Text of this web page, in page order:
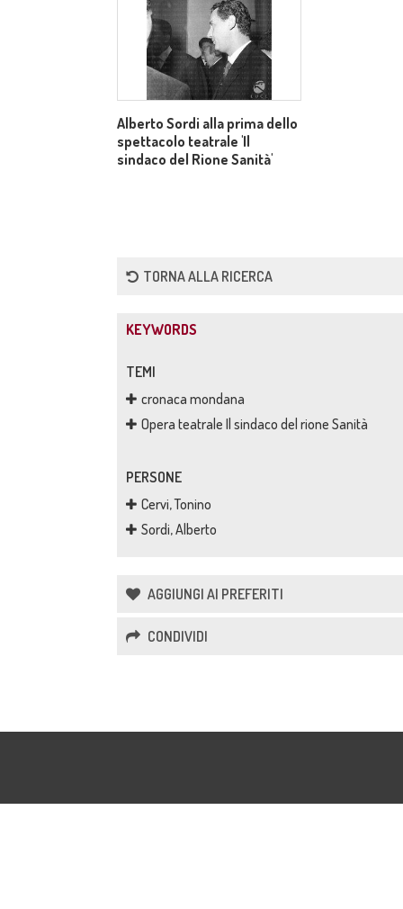
Alberto Sordi alla prima dello
spettacolo teatrale 'Il
sindaco del Rione Sanità'
TORNA ALLA RICERCA
KEYWORDS
TEMI
cronaca mondana
Opera teatrale Il sindaco del rione Sanità
PERSONE
Cervi, Tonino
Sordi, Alberto
AGGIUNGI AI PREFERITI
CONDIVIDI